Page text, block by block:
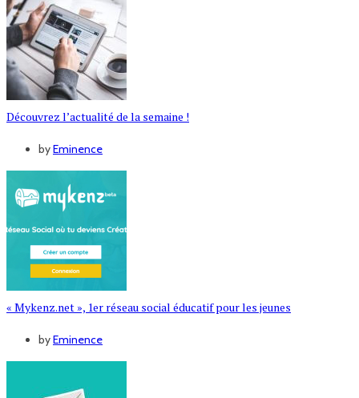
Découvrez l’actualité de la semaine !
byEminence
« Mykenz.net », 1er réseau social éducatif pour les jeunes
byEminence